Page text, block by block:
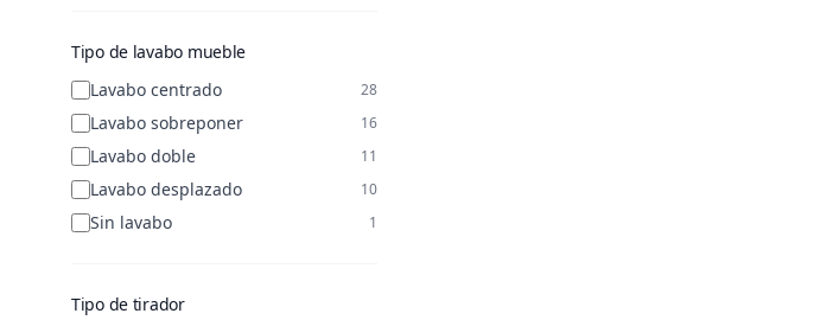
Tipo de lavabo mueble
Lavabo centrado
28
Lavabo sobreponer 16
Lavabo doble 11
Lavabo desplazado 10
Sin lavabo 1
Tipo de tirador